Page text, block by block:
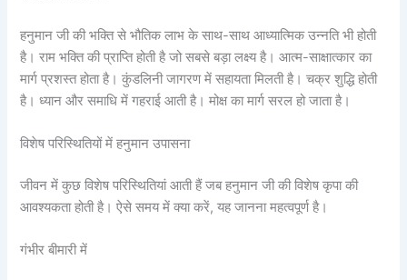
हनुमान जी की भक्ति से भौतिक लाभ के साथ-साथ आध्यात्मिक उन्नति भी होती
है। राम भक्ति की प्राप्ति होती है जो सबसे बड़ा लक्ष्य है। आत्म-साक्षात्कार का
मार्ग प्रशस्त होता है। कुंडलिनी जागरण में सहायता मिलती है। चक्र शुद्धि होती
है। ध्यान और समाधि में गहराई आती है। मोक्ष का मार्ग सरल हो जाता है।
विशेष परिस्थितियों में हनुमान उपासना
जीवन में कुछ विशेष परिस्थितियां आती हैं जब हनुमान जी की विशेष कृपा की
आवश्यकता होती है। ऐसे समय में क्या करें, यह जानना महत्वपूर्ण है।
गंभीर बीमारी में